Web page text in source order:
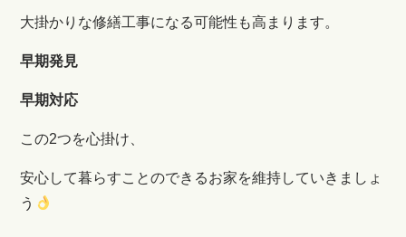
大掛かりな修繕工事になる可能性も高まります。
早期発見
早期対応
この2つを心掛け、
安心して暮らすことのできるお家を維持していきましょ
う